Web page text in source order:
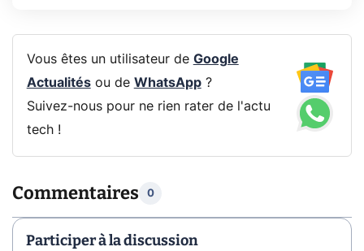
Vous êtes un utilisateur de Google
Actualitésou de WhatsApp?
Suivez-nous pour ne rien rater de l'actu
tech !
Commentaires 0
Participer à la discussion